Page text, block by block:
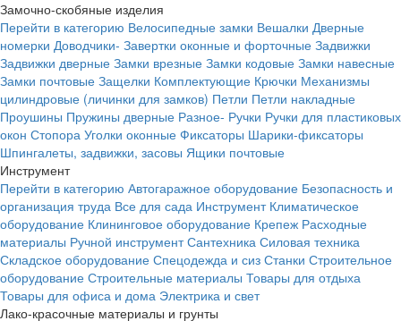
Замочно-скобяные изделия
Перейти в категорию Велосипедные замки Вешалки Дверные
номерки Доводчики- Завертки оконные и форточные Задвижки
Задвижки дверные Замки врезные Замки кодовые Замки навесные
Замки почтовые Защелки Комплектующие Крючки Механизмы
цилиндровые (личинки для замков) Петли Петли накладные
Проушины Пружины дверные Разное- Ручки Ручки для пластиковых
окон Стопора Уголки оконные Фиксаторы Шарики-фиксаторы
Шпингалеты, задвижки, засовы Ящики почтовые
Инструмент
Перейти в категорию Автогаражное оборудование Безопасность и
организация труда Все для сада Инструмент Климатическое
оборудование Клининговое оборудование Крепеж Расходные
материалы Ручной инструмент Сантехника Силовая техника
Складское оборудование Спецодежда и сиз Станки Строительное
оборудование Строительные материалы Товары для отдыха
Товары для офиса и дома Электрика и свет
Лако-красочные материалы и грунты